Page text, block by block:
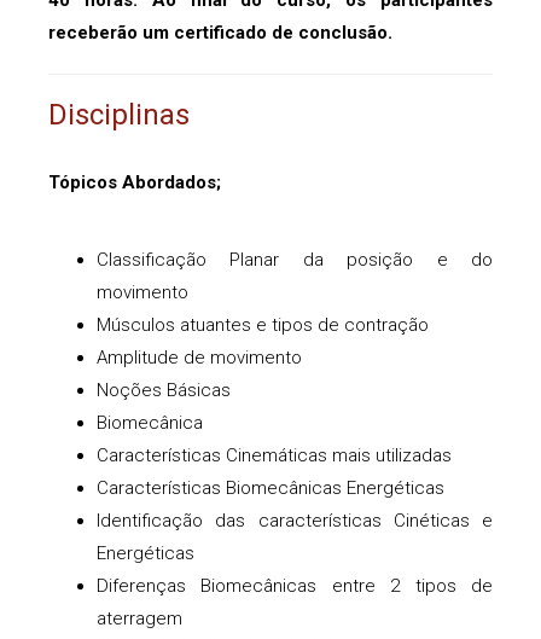
receberão um certificado de conclusão.
Disciplinas
Tópicos Abordados;
Classificação Planar da posição e do
movimento
Músculos atuantes e tipos de contração
Amplitude de movimento
Noções Básicas
Biomecânica
Características Cinemáticas mais utilizadas
Características Biomecânicas Energéticas
Identificação das características Cinéticas e
Energéticas
Diferenças Biomecânicas entre 2 tipos de
aterragem